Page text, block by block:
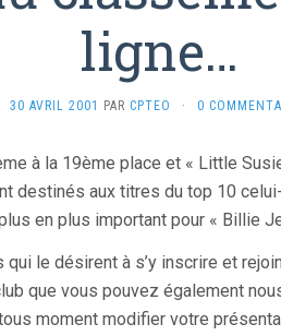
ligne…
30 AVRIL 2001 PAR CPTEO · 0
à la 19ème place et « Little
destinés aux titres du top 10
en plus important pour « Billie
le désirent à s’y inscrire et
que vous pouvez également
moment modifier votre